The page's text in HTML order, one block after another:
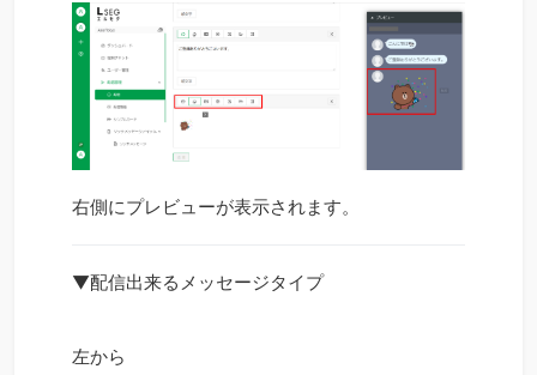
右側にプレビューが表示されます。
▼配信出来るメッセージタイプ
左から